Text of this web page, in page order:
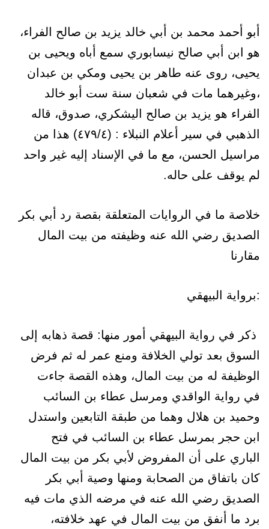
أبو أحمد محمد بن أبي خالد يزيد بن صالح الفراء،
هو ابن أبي صالح نيسابوري سمع أباه ويحيى بن
يحيى، روى عنه طاهر بن يحيى ومكي بن عبدان
،وغيرهما مات في شعبان سنة ست أبو خالد
الفراء هو يزيد بن صالح اليشكري، صدوق، قاله
الذهبي في سير أعلام النبلاء : (٤٧٩/٤) هذا من
مراسيل الحسن، مع ما في الإسناد إليه غير واحد
لم يوقف على حاله.
خلاصة ما في الروايات المتعلقة بقصة رد أبي بكر
الصديق رضي الله عنه وظيفته من بيت المال
مقارنا
:برواية البيهقي
ذكر في رواية البيهقي أمور منها: قصة ذهابه إلى
السوق بعد تولي الخلافة ومنع عمر له ثم فرض
الوظيفة له من بيت المال، وهذه القصة جاءت
في رواية الواقدي ومرسل عطاء بن السائب
وحميد بن هلال وهما من طبقة التابعين واستدل
ابن حجر بمرسل عطاء بن السائب في فتح
الباري على أن المفروض لأبي بكر من بيت المال
كان باتفاق من الصحابة ومنها وصية أبي بكر
الصديق رضي الله عنه في مرضه الذي مات فيه
برد ما أنفق من بيت المال في عهد خلافته،